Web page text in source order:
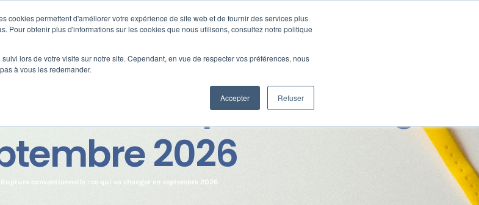
cookies permettent d'améliorer votre expérience de site web et de fournir des services plus
Pour obtenir plus d'informations sur les cookies que nous utilisons, consultez notre politique
lors de votre visite sur notre site. Cependant, en vue de respecter vos préférences, nous
à vous les redemander.
Accepter Refuser
Nos clients Fortify Ressources SUPPORT
: ce qui va changer
2026
Rupture conventionnelle : ce qui va changer en septembre 2026